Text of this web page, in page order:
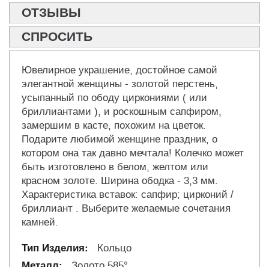
ОТЗЫВЫ
СПРОСИТЬ
Ювелирное украшение, достойное самой
элегантной женщины - золотой перстень,
усыпанный по ободу циркониями ( или
бриллиантами ), и роскошным сапфиром,
замершим в касте, похожим на цветок.
Подарите любимой женщине праздник, о
котором она так давно мечтала! Колечко может
быть изготовлено в белом, желтом или
красном золоте. Ширина ободка - 3,3 мм.
Характеристика вставок: сапфир; цирконий /
бриллиант . Выберите желаемые сочетания
камней.
Кольцо